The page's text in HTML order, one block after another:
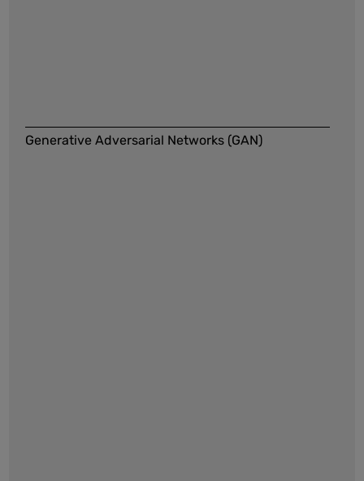
Generative Adversarial Networks (GAN)